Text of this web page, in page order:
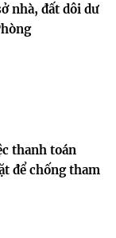
nhà, đất dôi dư
thanh toán
để chống tham